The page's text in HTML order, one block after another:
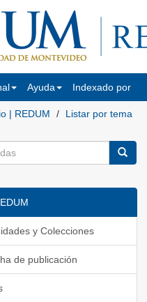
Ayuda Indexado por
| REDUM Listar por tema
y Colecciones
de publicación